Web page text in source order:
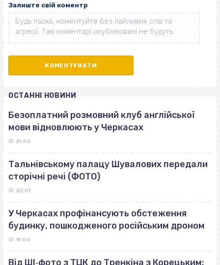
Залиште свій коментр
ОСТАННІ НОВИНИ
Безоплатний розмовний клуб англійської
мови відновлюють у Черкасах
21:02
Тальнівському палацу Шувалових передали
сторічні речі (ФОТО)
20:01
У Черкасах профінансують обстеження
будинку, пошкодженого російським дроном
19:00
Від ШІ‐фото з ТЦК до Тренкіна з Корецьким: